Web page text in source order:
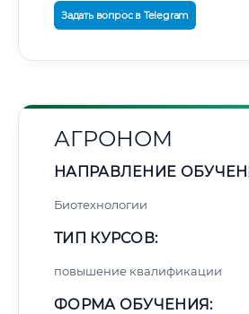
Задать вопрос в Telegram
АГРОНОМ
НАПРАВЛЕНИЕ
Биотехнологии
ТИП КУРСОВ:
повышение квалификации
ФОРМА ОБУЧЕНИЯ: